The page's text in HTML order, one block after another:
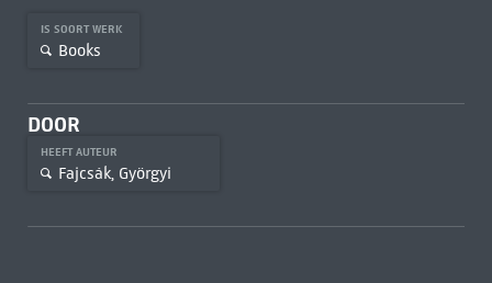
IS SOORT WERK
Books
DOOR
HEEFT AUTEUR
Fajcsák, Györgyi